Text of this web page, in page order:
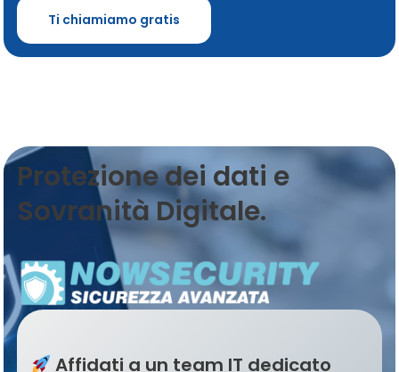
Ti chiamiamo gratis
Protezione dei dati e
Sovranità Digitale.
Affidati a un team IT dedicato